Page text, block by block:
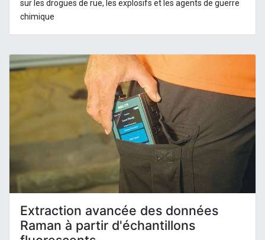
sur les drogues de rue, les explosifs et les agents de guerre
chimique
Extraction avancée des données
Raman à partir d'échantillons